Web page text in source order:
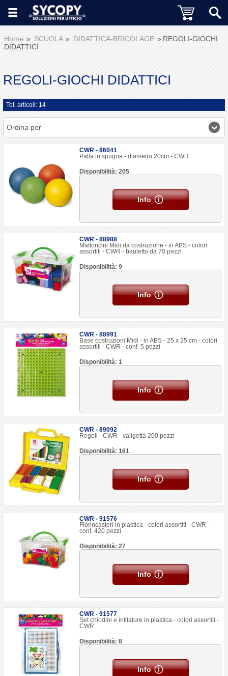
Home SCUOLA DIDATTICA-BRICOLAGE
REGOLI-GIOCHI
DIDATTICI
REGOLI-GIOCHI DIDATTICI
Tot. articoli: 14
Ordina per
CWR - 86041
Palla in spugna - diametro 20cm - CWR
Disponibilità: 205
Info
CWR - 88988
Mattoncini Midi da costruzione - in ABS - colori
assortiti - CWR - bauletto da 70 pezzi
Disponibilità: 9
Info
CWR - 88991
Base costruzioni Midi - in ABS - 25 x 25 cm - colori
assortiti - CWR - conf. 5 pezzi
Disponibilità: 1
Info
CWR - 89092
Regoli - CWR - valigetta 200 pezzi
Disponibilità: 161
Info
CWR - 91576
Fiorincasteri in plastica - colori assortiti - CWR -
conf. 420 pezzi
Disponibilità: 27
Info
CWR - 91577
Set chiodini e infilature in plastica - colori assortiti -
CWR
Disponibilità: 8
Info